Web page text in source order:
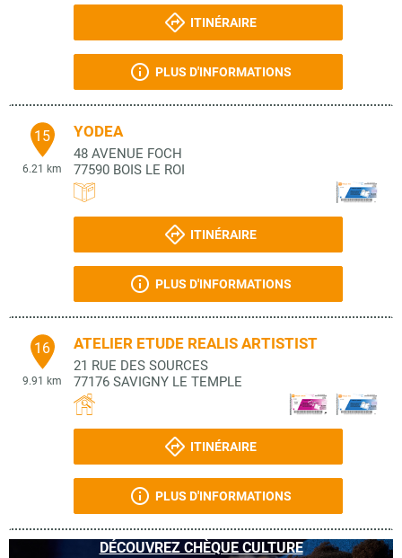
ITINÉRAIRE
PLUS D'INFORMATIONS
15
6.21 km
YODEA
48 AVENUE FOCH
77590 BOIS LE ROI
ITINÉRAIRE
PLUS D'INFORMATIONS
16
9.91 km
ATELIER ETUDE REALIS ARTISTIST
21 RUE DES SOURCES
77176 SAVIGNY LE TEMPLE
ITINÉRAIRE
PLUS D'INFORMATIONS
DÉCOUVREZ CHÈQUE CULTURE